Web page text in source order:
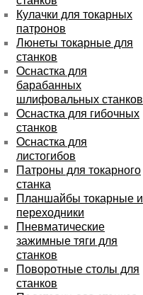
Кулачки для токарных
патронов
Люнеты токарные для
станков
Оснастка для
барабанных
шлифовальных станков
Оснастка для гибочных
станков
Оснастка для
листогибов
Патроны для токарного
станка
Планшайбы токарные и
переходники
Пневматические
зажимные тяги для
станков
Поворотные столы для
станков